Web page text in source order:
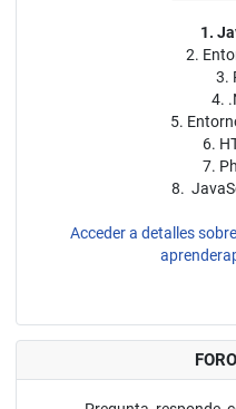
1.
2.
3.
4.
5.
6.
7.
8.
Acceder a detalles